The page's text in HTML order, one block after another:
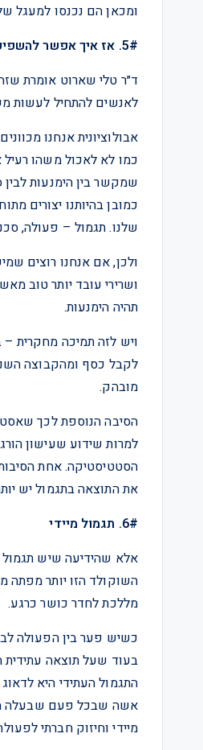
ומכאן הם נכנסו למעגל
5#. אז איך אפשר להשפיע על אנשים בלי לשלוט בהם?
ד״ר טלי שארוט אומרת
לאנשים להתחיל לעשות
אבולוציונית אנחנו
כמו לא לאכול משהו רעיל
שמקשר בין הימנעות לבין
כמובן בהיותנו יצורים
שלנו. תגמול – פעולה,
ולכן, אם אנחנו רוצים
ושרירי עובד יותר טוב
תהיה הימנעות.
ויש לזה תמיכה מחקרית
לקבל כסף ומהקבוצה
מובהק.
הסיבה הנוספת לכך
למרות שידוע שעישון
הסטטיסטיקה. אחת
את התוצאה בתגמול יש
6#. תגמול מיידי
אלא שהידיעה שיש תגמול
השוקולד הזו יותר מפתה
מללכת לחדר כושר כרגע.
כשיש פער בין הפעולה
בעוד שעל תוצאה עתידית
התגמול העתידי היא
אשה שבכל פעם שבעלה
מיידי וחיזוק חברתי